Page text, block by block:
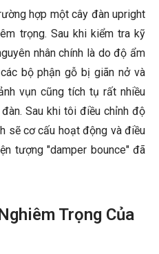
hợp một cây đàn upright
trọng. Sau khi kiểm tra kỹ
nhân chính là do độ ẩm
bộ phận gỗ bị giãn nở và
vụn cũng tích tụ rất nhiều
Sau khi tôi điều chỉnh độ
sẽ cơ cấu hoạt động và điều
tượng "damper bounce" đã
Trọng Của